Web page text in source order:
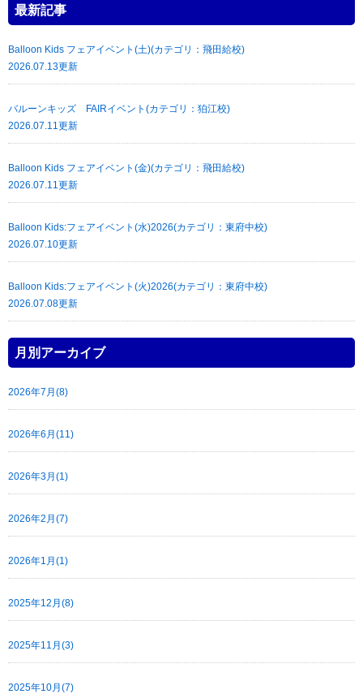
最新記事
Balloon Kids フェアイベント(土)(カテゴリ：飛田給校)
2026.07.13更新
バルーンキッズ FAIRイベント(カテゴリ：狛江校)
2026.07.11更新
Balloon Kids フェアイベント(金)(カテゴリ：飛田給校)
2026.07.11更新
Balloon Kids:フェアイベント(水)2026(カテゴリ：東府中校)
2026.07.10更新
Balloon Kids:フェアイベント(火)2026(カテゴリ：東府中校)
2026.07.08更新
月別アーカイブ
2026年7月(8)
2026年6月(11)
2026年3月(1)
2026年2月(7)
2026年1月(1)
2025年12月(8)
2025年11月(3)
2025年10月(7)